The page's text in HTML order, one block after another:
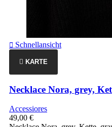
Schnellansicht
 KARTE
Necklace Nora, grey,
Accessiores
49,00 €